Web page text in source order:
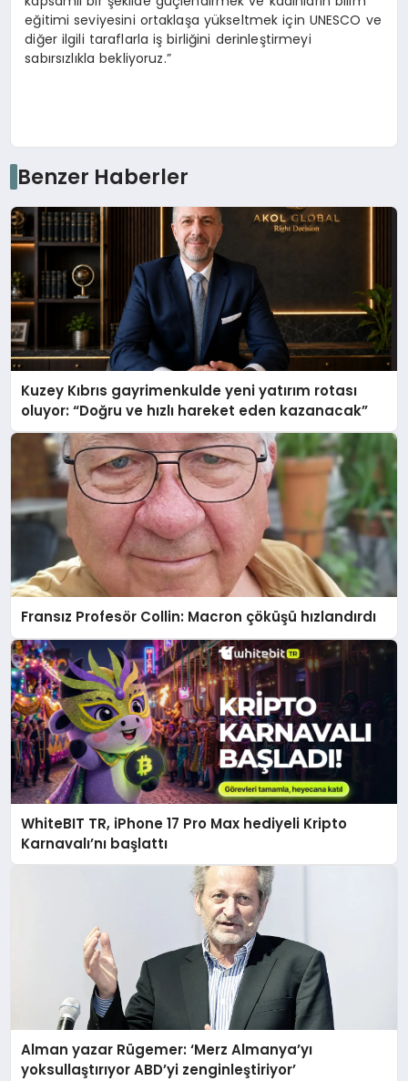
eğitimi seviyesini ortaklaşa yükseltmek için UNESCO ve
diğer ilgili taraflarla iş birliğini derinleştirmeyi
sabırsızlıkla bekliyoruz.”
Benzer Haberler
Kuzey Kıbrıs gayrimenkulde yeni yatırım rotası
oluyor: “Doğru ve hızlı hareket eden kazanacak”
Fransız Profesör Collin: Macron çöküşü hızlandırdı
WhiteBIT TR, iPhone 17 Pro Max hediyeli Kripto
Karnavalı’nı başlattı
Alman yazar Rügemer: ‘Merz Almanya’yı
yoksullaştırıyor ABD’yi zenginleştiriyor’